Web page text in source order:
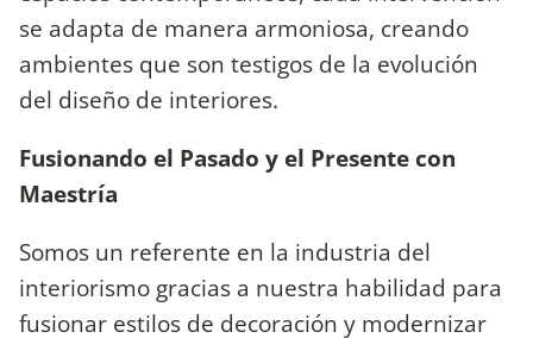
se adapta de manera armoniosa, creando
ambientes que son testigos de la evolución
del diseño de interiores.
Fusionando el Pasado y el Presente con
Maestría
Somos un referente en la industria del
interiorismo gracias a nuestra habilidad para
fusionar estilos de decoración y modernizar